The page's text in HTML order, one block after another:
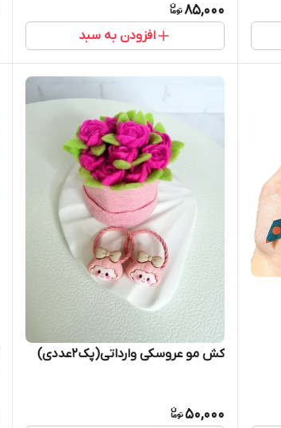
85,000
افزودن به سبد
کش مو عروسکی وارداتی(پک۲عددی)
50,000